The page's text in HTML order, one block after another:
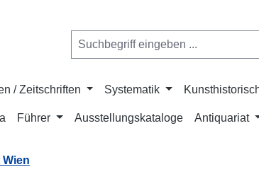
/ Zeitschriften Systematik
Führer Ausstellungskataloge Antiquariat
Wien